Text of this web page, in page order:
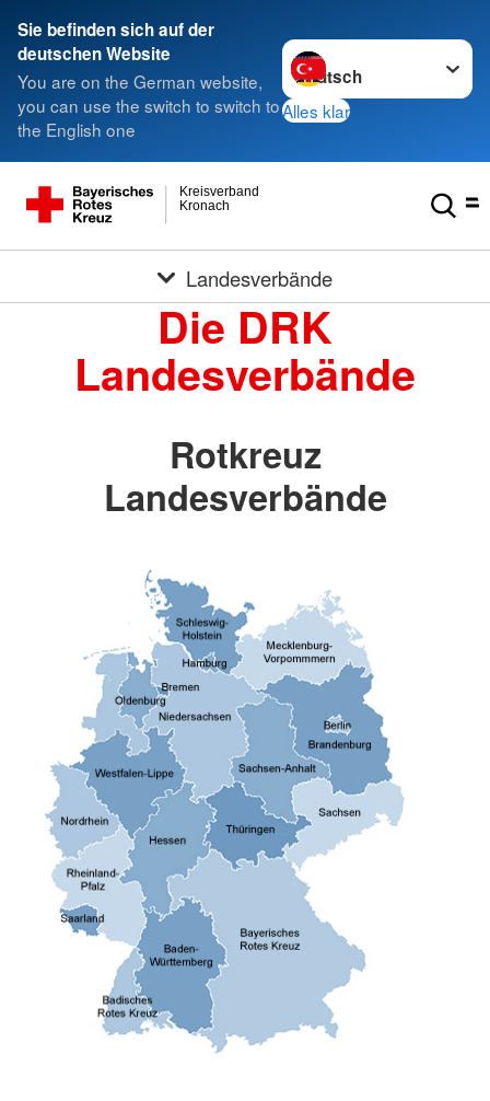
Sie befinden sich auf der
deutschen Website
You are on the German website,
you can use the switch to switch to
the English one
Sprache wechseln zu
Alles klar
Kronach
Kreisverband
Landesverbände
Die DRK
Landesverbände
Rotkreuz
Landesverbände